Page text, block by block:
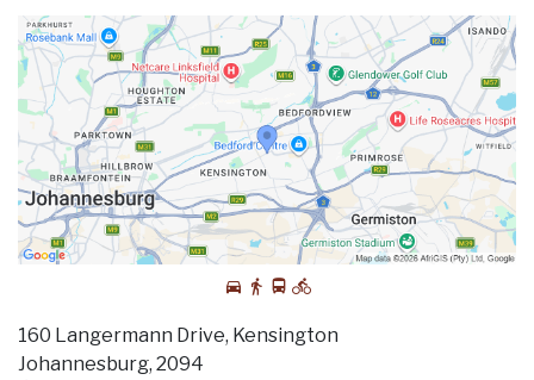
160 Langermann Drive, Kensington
Johannesburg, 2094